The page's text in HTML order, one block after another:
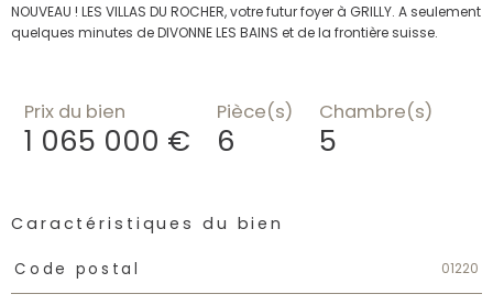
NOUVEAU ! LES VILLAS DU ROCHER, votre futur foyer à GRILLY. A seulement
quelques minutes de DIVONNE LES BAINS et de la frontière suisse.
Prix du bien
1 065 000 €
Pièce(s)
6
Chambre(s)
5
Caractéristiques du bien
Caractéristiques Valeurs
Code postal 01220